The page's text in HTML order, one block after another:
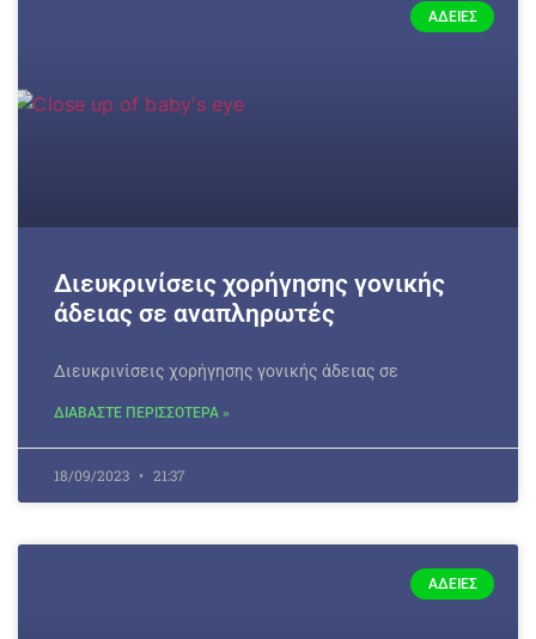
ΆΔΕΙΕΣ
Διευκρινίσεις χορήγησης γονικής
άδειας σε αναπληρωτές
Διευκρινίσεις χορήγησης γονικής άδειας σε
ΔΙΑΒΑΣΤΕ ΠΕΡΙΣΣΟΤΕΡΑ »
18/09/2023 21:37
ΆΔΕΙΕΣ